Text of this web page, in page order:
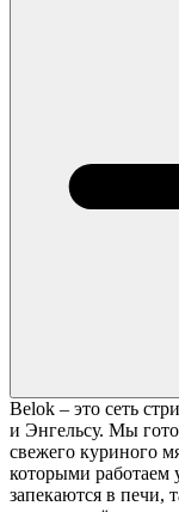
Belok – это сеть
и Энгельсу. Мы
свежего куриного
которыми работаем
запекаются в печи,